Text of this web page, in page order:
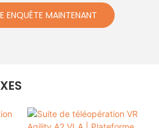
ENQUÊTE MAINTENANT